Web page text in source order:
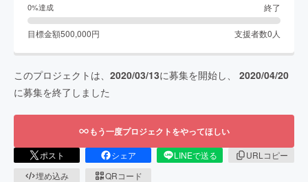
0%達成 終了
目標金額500,000円 支援者数0 人
このプロジェクトは、 2020/03/13に募集を開始し、 2020/04/20
に募集を終了しました
もう一度プロジェクトをやってほしい
ポスト シェア LINEで送る
URLコピー
埋め込み
QRコード